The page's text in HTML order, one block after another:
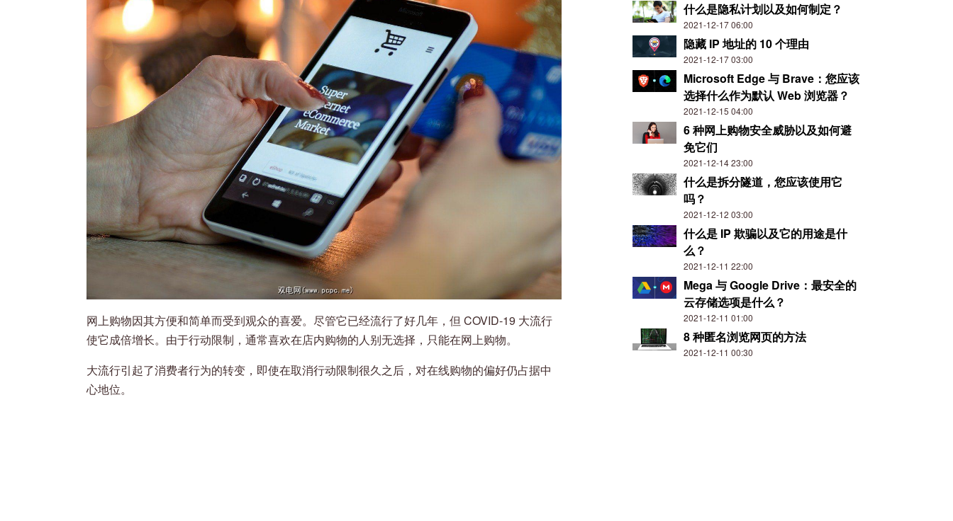
网上购物因其方便和简单而受到观众的喜爱。尽管它已经流行了好几年，但 COVID-19 大流行
使它成倍增长。由于行动限制，通常喜欢在店内购物的人别无选择，只能在网上购物。
大流行引起了消费者行为的转变，即使在取消行动限制很久之后，对在线购物的偏好仍占据中
心地位。
什么是隐私计划以及如何制定？
2021-12-17 06:00
隐藏 IP 地址的 10 个理由
2021-12-17 03:00
Microsoft Edge 与 Brave：您应该
选择什么作为默认 Web 浏览器？
2021-12-15 04:00
6 种网上购物安全威胁以及如何避
免它们
2021-12-14 23:00
什么是拆分隧道，您应该使用它
吗？
2021-12-12 03:00
什么是 IP 欺骗以及它的用途是什
么？
2021-12-11 22:00
Mega 与 Google Drive：最安全的
云存储选项是什么？
2021-12-11 01:00
8 种匿名浏览网页的方法
2021-12-11 00:30